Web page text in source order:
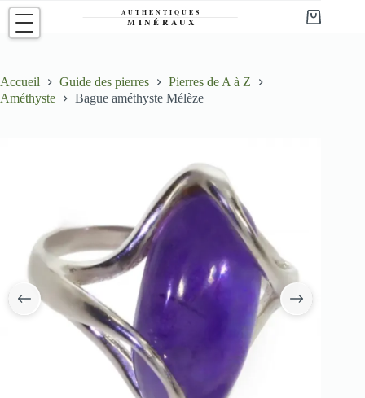
Passer
contenu
Panier
Accueil Guide des pierres
Pierres de A à Z
Améthyste
Bague améthyste Mélèze
‹ ›